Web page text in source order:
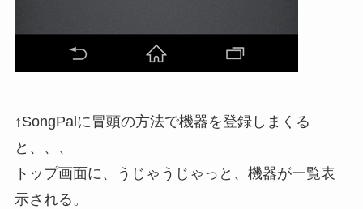
↑SongPalに冒頭の方法で機器を登録しまくる
と、、、
トップ画面に、うじゃうじゃっと、機器が一覧表
示される。